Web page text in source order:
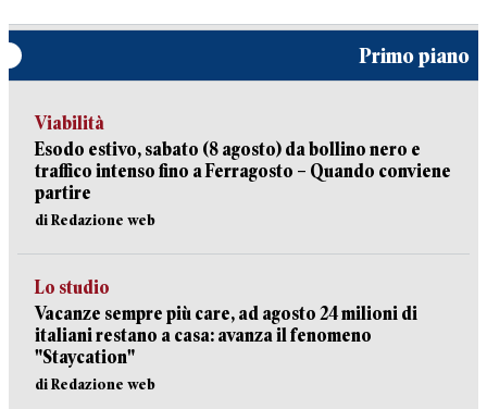
Primo piano
Viabilità
Esodo estivo, sabato (8 agosto) da bollino nero e
traffico intenso fino a Ferragosto – Quando conviene
partire
di Redazione web
Lo studio
Vacanze sempre più care, ad agosto 24 milioni di
italiani restano a casa: avanza il fenomeno
"Staycation"
di Redazione web